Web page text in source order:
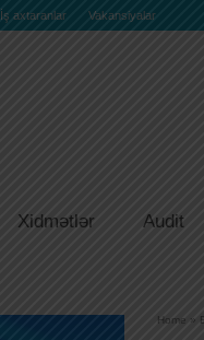
İş axtaranlar Vakansiyalar
Xidmətlər Audit
Home »